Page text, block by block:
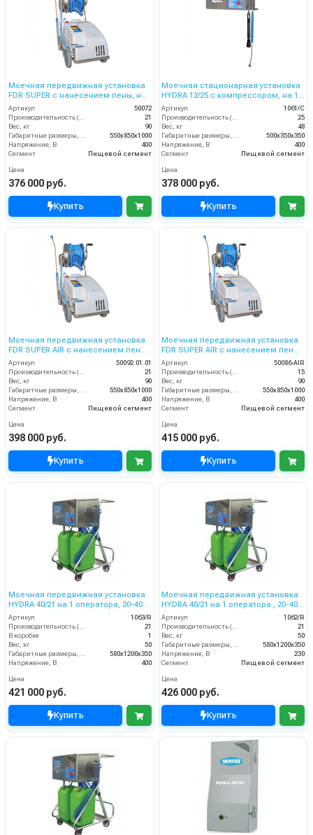
Моечная передвижная установка
FDR SUPER с нанесением пены, на
1 опер.150 бар, 21 л/мин барабаном
Артикул
50072
21
Вес, кг
90
550x850x1000
Напряжение, В
400
Сегмент
Пищевой сегмент
Цена
376 000 руб.
Купить
Моечная стационарная установка
HYDRA 12/25 с компрессором, на 1
оператора, 12 бар, 25 л/мин.
Артикул
1061/C
25
Вес, кг
48
500x350x350
Напряжение, В
400
Сегмент
Пищевой сегмент
Цена
378 000 руб.
Купить
Моечная передвижная установка
FDR SUPER AIR с нанесением пены,
150 бар, 21 л/мин барабаном
Артикул
50092.01.01
Производительность (л/мин)
21
Вес, кг
90
Габаритные размеры, мм
550x850x1000
Напряжение, В
400
Сегмент
Пищевой сегмент
Цена
398 000 руб.
Купить
Моечная передвижная установка
FDR SUPER AIR с нанесением пены,
200 бар, 15 л/мин барабаном
Артикул
50086-AIR
Производительность (л/мин)
15
Вес, кг
90
Габаритные размеры, мм
550x850x1000
Напряжение, В
400
Сегмент
Пищевой сегмент
Цена
415 000 руб.
Купить
Моечная передвижная установка
HYDRA 40/21 на 1 оператора, 20-40
бар, 21 л/мин, 400 В
Артикул
1063/R
Производительность (л/мин)
21
В коробке
1
Вес, кг
50
Габаритные размеры, мм
580x1200x350
Напряжение, В
400
Цена
421 000 руб.
Купить
Моечная передвижная установка
HYDRA 40/21 на 1 оператора , 20-40
бар, 21 л/мин, 230 В
Артикул
1062/R
Производительность (л/мин)
21
Вес, кг
50
Габаритные размеры, мм
580x1200x350
Напряжение, В
230
Сегмент
Пищевой сегмент
Цена
426 000 руб.
Купить